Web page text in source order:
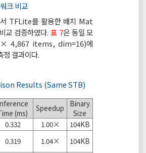
크 비교
TFLite를 활용한 배치 Mat
교 검증하였다.표 7은 동일 모
4,867 items, dim=16)에
정 결과이다.
Results (Same STB)
(ms)
Speedup
Binary
Size
0.332 1.00×
104KB
0.319 1.04×
104KB